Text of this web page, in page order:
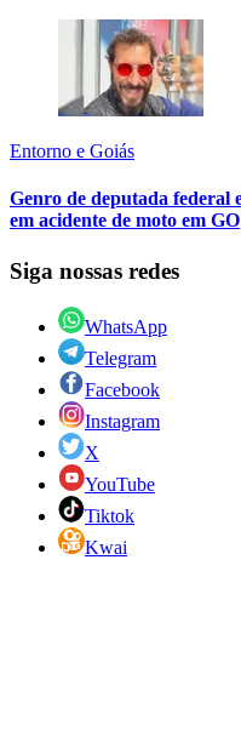
Entorno e Goiás
Genro de deputada federal
em acidente de moto em GO
Siga nossas redes
WhatsApp
Telegram
Facebook
Instagram
X
YouTube
Tiktok
Kwai